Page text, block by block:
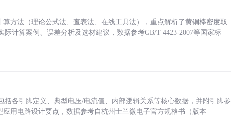
方法（理论公式法、查表法、在线工具法），重点解析了黄铜棒密度取
际计算案例、误差分析及选材建议，数据参考GB/T 4423-2007等国家标
括各引脚定义、典型电压/电流值、内部逻辑关系等核心数据，并附引脚参
用电路设计要点，数据参考自杭州士兰微电子官方规格书（版本